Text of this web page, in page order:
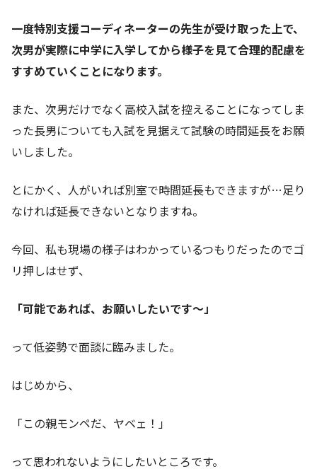
一度特別支援コーディネーターの先生が受け取った上で、
次男が実際に中学に入学してから様子を見て合理的配慮を
すすめていくことになります。
また、次男だけでなく高校入試を控えることになってしま
った長男についても入試を見据えて試験の時間延長をお願
いしました。
とにかく、人がいれば別室で時間延長もできますが…足り
なければ延長できないとなりますね。
今回、私も現場の様子はわかっているつもりだったのでゴ
リ押しはせず、
「可能であれば、お願いしたいです〜」
って低姿勢で面談に臨みました。
はじめから、
「この親モンペだ、ヤベェ！」
って思われないようにしたいところです。